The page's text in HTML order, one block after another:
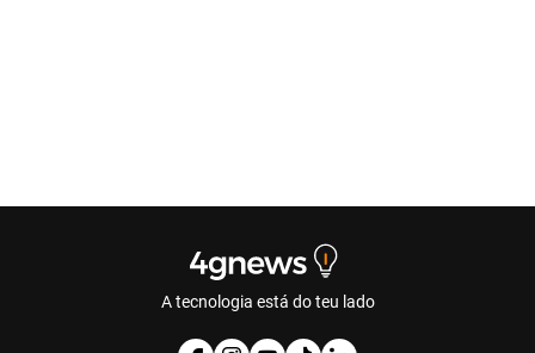
A tecnologia está do teu lado